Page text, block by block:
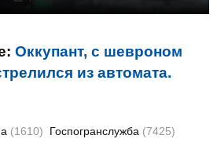
Оккупант, с шевроном
из автомата.
(1610) Госпогранслужба (7425)